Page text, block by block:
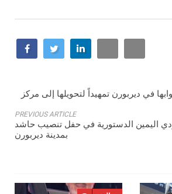
في ديربورن تمهيداً لتحويلها إلى مركز
PREVIOUS ARTICLE
اليمين الدستورية في حفل تنصيب حاشد
بمدينة ديربورن